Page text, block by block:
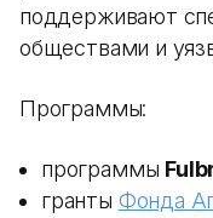
поддерживают
обществами и
Программы:
программы
гранты Фонда